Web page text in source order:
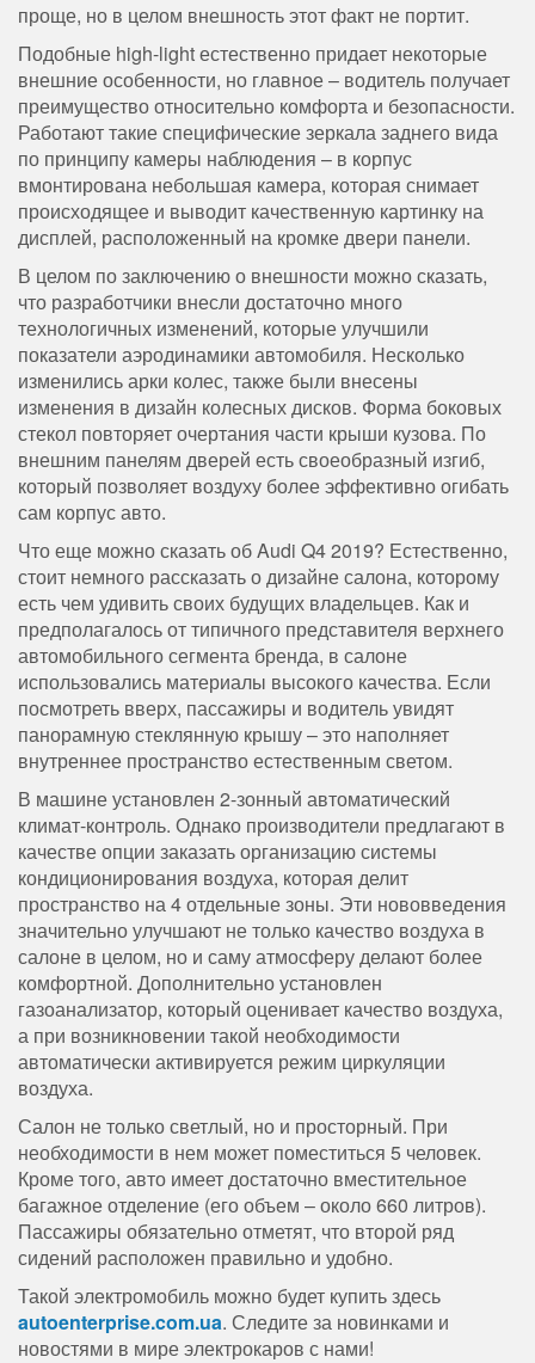
проще, но в целом внешность этот факт не портит.
Подобные high-light естественно придает некоторые
внешние особенности, но главное – водитель получает
преимущество относительно комфорта и безопасности.
Работают такие специфические зеркала заднего вида
по принципу камеры наблюдения – в корпус
вмонтирована небольшая камера, которая снимает
происходящее и выводит качественную картинку на
дисплей, расположенный на кромке двери панели.
В целом по заключению о внешности можно сказать,
что разработчики внесли достаточно много
технологичных изменений, которые улучшили
показатели аэродинамики автомобиля. Несколько
изменились арки колес, также были внесены
изменения в дизайн колесных дисков. Форма боковых
стекол повторяет очертания части крыши кузова. По
внешним панелям дверей есть своеобразный изгиб,
который позволяет воздуху более эффективно огибать
сам корпус авто.
Что еще можно сказать об Audi Q4 2019? Естественно,
стоит немного рассказать о дизайне салона, которому
есть чем удивить своих будущих владельцев. Как и
предполагалось от типичного представителя верхнего
автомобильного сегмента бренда, в салоне
использовались материалы высокого качества. Если
посмотреть вверх, пассажиры и водитель увидят
панорамную стеклянную крышу – это наполняет
внутреннее пространство естественным светом.
В машине установлен 2-зонный автоматический
климат-контроль. Однако производители предлагают в
качестве опции заказать организацию системы
кондиционирования воздуха, которая делит
пространство на 4 отдельные зоны. Эти нововведения
значительно улучшают не только качество воздуха в
салоне в целом, но и саму атмосферу делают более
комфортной. Дополнительно установлен
газоанализатор, который оценивает качество воздуха,
а при возникновении такой необходимости
автоматически активируется режим циркуляции
воздуха.
Салон не только светлый, но и просторный. При
необходимости в нем может поместиться 5 человек.
Кроме того, авто имеет достаточно вместительное
багажное отделение (его объем – около 660 литров).
Пассажиры обязательно отметят, что второй ряд
сидений расположен правильно и удобно.
Такой электромобиль можно будет купить здесь
autoenterprise.com.ua. Следите за новинками и
новостями в мире электрокаров с нами!